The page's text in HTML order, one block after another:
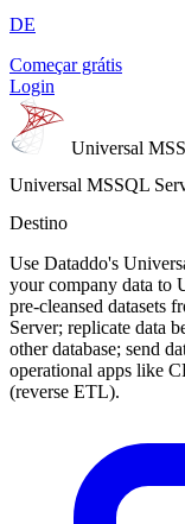
DE
Começar grátis
Login
Universal
Universal MSSQL
Destino
Use Dataddo's
your company data to
pre-cleansed datasets
Server; replicate data
other database; send
operational apps like
(reverse ETL).